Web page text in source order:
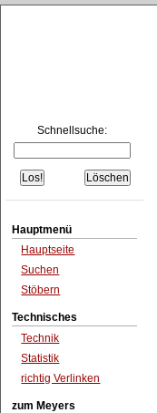
Schnellsuche:
Hauptmenü
Hauptseite
Suchen
Stöbern
Technisches
Technik
Statistik
richtig Verlinken
zum Meyers